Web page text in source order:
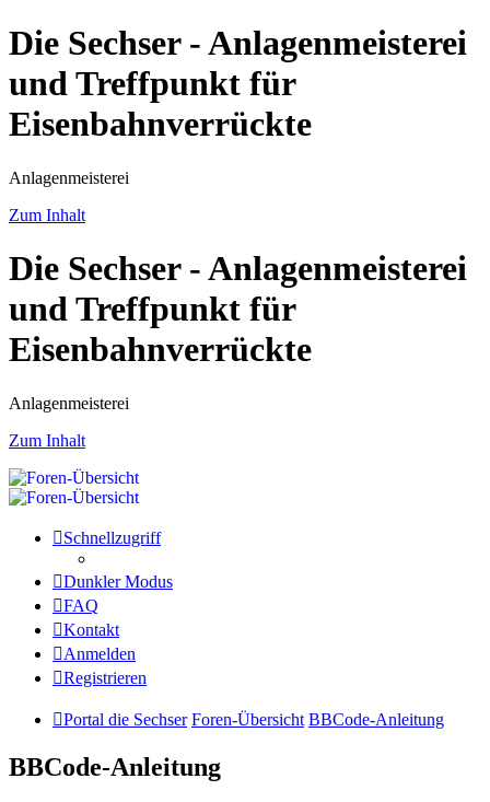
Die Sechser - Anlagenmeisterei
und Treffpunkt für
Eisenbahnverrückte
Anlagenmeisterei
Zum Inhalt
Die Sechser - Anlagenmeisterei
und Treffpunkt für
Eisenbahnverrückte
Anlagenmeisterei
Zum Inhalt
Schnellzugriff
Dunkler Modus
FAQ
Kontakt
Anmelden
Registrieren
Portal die Sechser Foren-Übersicht BBCode-Anleitung
BBCode-Anleitung